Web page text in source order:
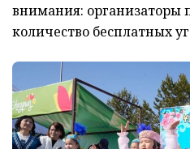
внимания: организаторы
количество бесплатных